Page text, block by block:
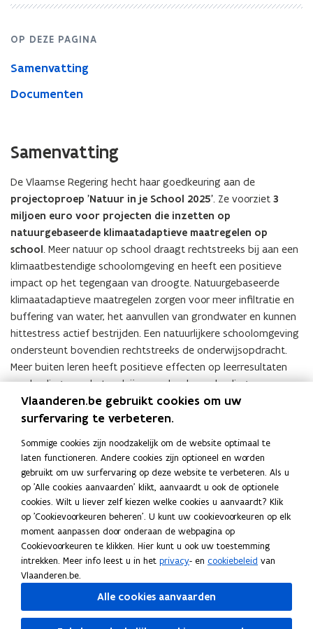
OP DEZE PAGINA
Samenvatting
Documenten
Samenvatting
De Vlaamse Regering hecht haar goedkeuring aan de
projectoproep 'Natuur in je School 2025'. Ze voorziet 3
miljoen euro voor projecten die inzetten op
natuurgebaseerde klimaatadaptieve maatregelen op
school. Meer natuur op school draagt rechtstreeks bij aan een
klimaatbestendige schoolomgeving en heeft een positieve
impact op het tegengaan van droogte. Natuurgebaseerde
klimaatadaptieve maatregelen zorgen voor meer infiltratie en
buffering van water, het aanvullen van grondwater en kunnen
hittestress actief bestrijden. Een natuurlijkere schoolomgeving
ondersteunt bovendien rechtstreeks de onderwijsopdracht.
Meer buiten leren heeft positieve effecten op leerresultaten
van leerlingen en het welzijn op school voor leerlingen,
personeel en andere gebruikers. Natuur in je School financiert
maximum 80% van de goedgekeurde projectbegroting. De
150.000 euro.
Documenten
V
R
2
0
2
5
0
5
VR 2025 0205 DOC.0352-1 Projectoproep
'Natuur in je School 2025' - nota BIS
V
R
2
0
2
5
0
0
5
PDF • 157,9KB
V
R
2
0
5
VR 2025 0205 DOC.0352-2 Projectoproep
'Natuur in je School 2025' - bijlage BIS
V
R
2
0
5
PDF • 489,7KB
2
VR 2025 0205 DOC.0352-5 Projectoproep
2
PDF • 291,3KB
Vlaanderen.be gebruikt cookies om uw
surfervaring te verbeteren.
Sommige cookies zijn noodzakelijk om de website optimaal te
laten functioneren. Andere cookies zijn optioneel en worden
gebruikt om uw surfervaring op deze website te verbeteren. Als u
op 'Alle cookies aanvaarden' klikt, aanvaardt u ook de optionele
cookies. Wilt u liever zelf kiezen welke cookies u aanvaardt? Klik
op 'Cookievoorkeuren beheren'. U kunt uw cookievoorkeuren op elk
moment aanpassen door onderaan de webpagina op
Cookievoorkeuren te klikken. Hier kunt u ook uw toestemming
intrekken. Meer info leest u in het privacy- en cookiebeleid van
Vlaanderen.be.
Alle cookies aanvaarden